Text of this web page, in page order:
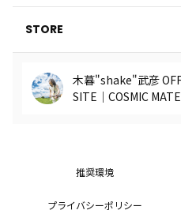
STORE
木暮"shake"武彦 OFFICIAL
SITE│COSMIC MATE
推奨環境
プライバシーポリシー